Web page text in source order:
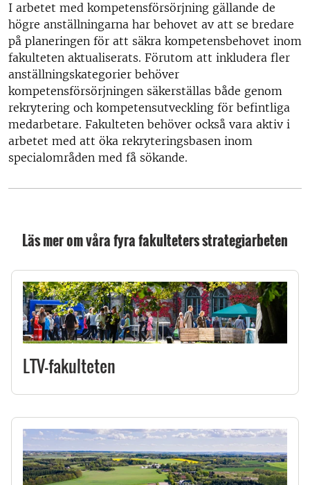
I arbetet med kompetensförsörjning gällande de
högre anställningarna har behovet av att se bredare
på planeringen för att säkra kompetensbehovet inom
fakulteten aktualiserats. Förutom att inkludera fler
anställningskategorier behöver
kompetensförsörjningen säkerställas både genom
rekrytering och kompetensutveckling för befintliga
medarbetare. Fakulteten behöver också vara aktiv i
arbetet med att öka rekryteringsbasen inom
specialområden med få sökande.
Läs mer om våra fyra fakulteters strategiarbeten
LTV-fakulteten